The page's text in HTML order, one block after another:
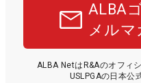
ALBA
メルマ
ALBA NetはR&Aのオフィ
USLPGAの日本公